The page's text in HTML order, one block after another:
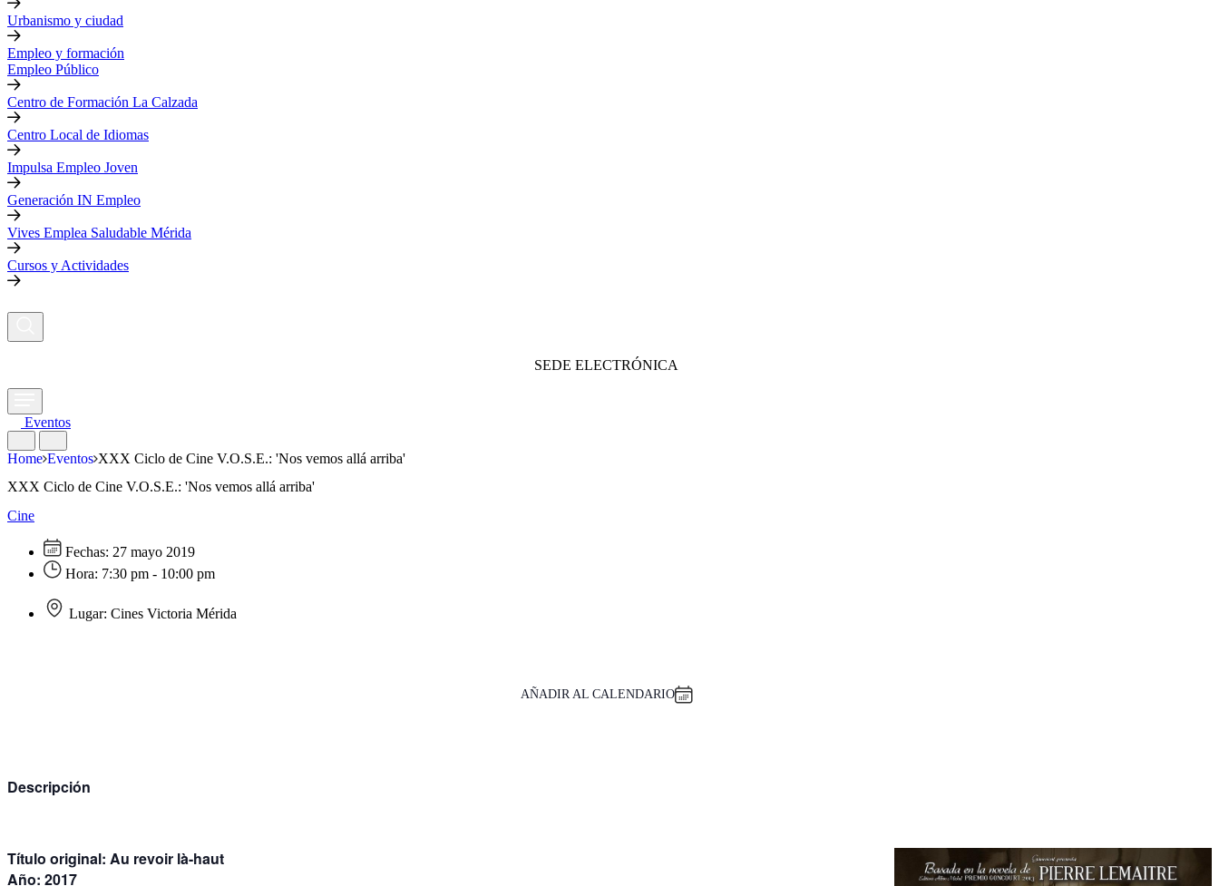
Urbanismo y ciudad
Empleo y formación
Empleo Público
Centro de Formación La Calzada
Centro Local de Idiomas
Impulsa Empleo Joven
Generación IN Empleo
Vives Emplea Saludable Mérida
Cursos y Actividades
SEDE ELECTRÓNICA
Eventos
Home Eventos XXX Ciclo de Cine V.O.S.E.: 'Nos vemos allá arriba'
XXX Ciclo de Cine V.O.S.E.: 'Nos vemos allá arriba'
Cine
Fechas: 27 mayo 2019
Hora: 7:30 pm - 10:00 pm
Lugar: Cines Victoria Mérida
AÑADIR AL CALENDARIO
Descripción
Título original: Au revoir là-haut
Año: 2017